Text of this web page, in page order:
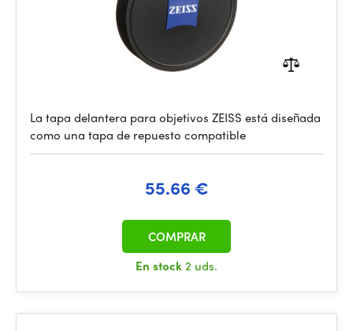
La tapa delantera para objetivos ZEISS está diseñada
como una tapa de repuesto compatible
55.66 €
En stock2 uds.
COMPRAR